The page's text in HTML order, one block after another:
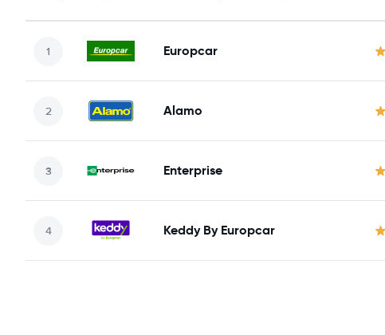
Europcar
Alamo
Enterprise
Keddy By Europcar